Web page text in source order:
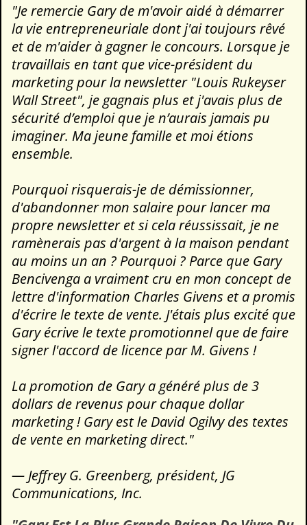
"Je remercie Gary de m'avoir aidé à démarrer
la vie entrepreneuriale dont j'ai toujours rêvé
et de m'aider à gagner le concours. Lorsque je
travaillais en tant que vice-président du
marketing pour la newsletter "Louis Rukeyser
Wall Street", je gagnais plus et j'avais plus de
sécurité d’emploi que je n’aurais jamais pu
imaginer. Ma jeune famille et moi étions
ensemble.
Pourquoi risquerais-je de démissionner,
d'abandonner mon salaire pour lancer ma
propre newsletter et si cela réussissait, je ne
ramènerais pas d'argent à la maison pendant
au moins un an ? Pourquoi ? Parce que Gary
Bencivenga a vraiment cru en mon concept de
lettre d'information Charles Givens et a promis
d'écrire le texte de vente. J'étais plus excité que
Gary écrive le texte promotionnel que de faire
signer l'accord de licence par M. Givens !
La promotion de Gary a généré plus de 3
dollars de revenus pour chaque dollar
marketing ! Gary est le David Ogilvy des textes
de vente en marketing direct."
— Jeffrey G. Greenberg, président, JG
Communications, Inc.